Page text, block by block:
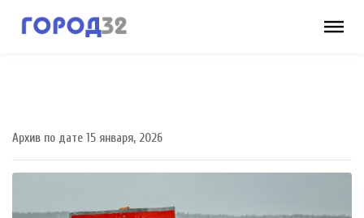
Архив по дате 15 января, 2026